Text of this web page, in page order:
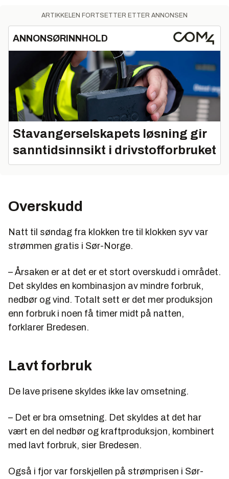
ARTIKKELEN FORTSETTER ETTER ANNONSEN
ANNONSØRINNHOLD
Stavangerselskapets løsning gir
sanntidsinnsikt i drivstofforbruket
Overskudd
Natt til søndag fra klokken tre til klokken syv var
strømmen gratis i Sør-Norge.
– Årsaken er at det er et stort overskudd i området.
Det skyldes en kombinasjon av mindre forbruk,
nedbør og vind. Totalt sett er det mer produksjon
enn forbruk i noen få timer midt på natten,
forklarer Bredesen.
Lavt forbruk
De lave prisene skyldes ikke lav omsetning.
– Det er bra omsetning. Det skyldes at det har
vært en del nedbør og kraftproduksjon, kombinert
med lavt forbruk, sier Bredesen.
Også i fjor var forskjellen på strømprisen i Sør-